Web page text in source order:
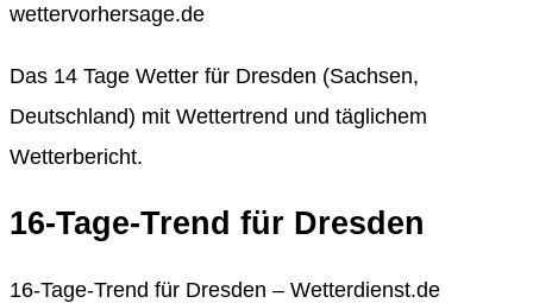
wettervorhersage.de
Das 14 Tage Wetter für Dresden (Sachsen,
Deutschland) mit Wettertrend und täglichem
Wetterbericht.
16-Tage-Trend für Dresden
16-Tage-Trend für Dresden – Wetterdienst.de